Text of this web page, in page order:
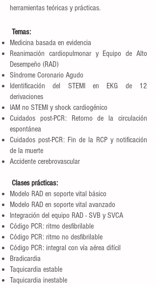
herramientas teóricas y prácticas.
Temas:
Medicina basada en evidencia
Reanimación cardiopulmonar y Equipo de Alto
Desempeño (RAD)
Síndrome Coronario Agudo
Identificación del STEMI en EKG de 12
derivaciones
IAM no STEMI y shock cardiogénico
Cuidados post-PCR: Retorno de la circulación
espontánea
Cuidados post-PCR: Fin de la RCP y notificación
de la muerte
Accidente cerebrovascular
Clases prácticas:
Modelo RAD en soporte vital básico
Modelo RAD en soporte vital avanzado
Integración del equipo RAD - SVB y SVCA
Código PCR: ritmo desfibrilable
Código PCR: ritmo no desfibrilable
Código PCR: integral con vía aérea difícil
Bradicardia
Taquicardia estable
Taquicardia inestable